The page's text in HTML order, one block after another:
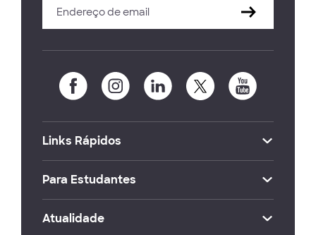
Links Rápidos
Para Estudantes
Atualidade